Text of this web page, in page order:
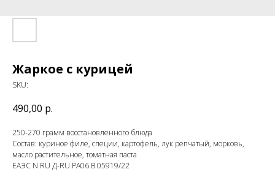
Жаркое с курицей
SKU:
490,00 р.
250-270 грамм восстановленного блюда
Состав: куриное филе, специи, картофель, лук репчатый, морковь,
масло растительное, томатная паста
ЕАЭС N RU Д-RU.РА06.В.05919/22